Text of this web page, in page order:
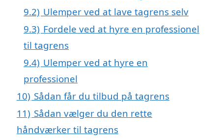
9.2) Ulemper ved at lave tagrens selv
9.3) Fordele ved at hyre en professionel
til tagrens
9.4) Ulemper ved at hyre en
professionel
10) Sådan får du tilbud på tagrens
11) Sådan vælger du den rette
håndværker til tagrens